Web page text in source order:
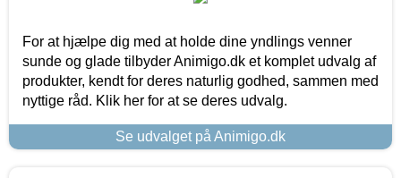
For at hjælpe dig med at holde dine yndlings venner
sunde og glade tilbyder Animigo.dk et komplet udvalg af
produkter, kendt for deres naturlig godhed, sammen med
nyttige råd. Klik her for at se deres udvalg.
Se udvalget på Animigo.dk